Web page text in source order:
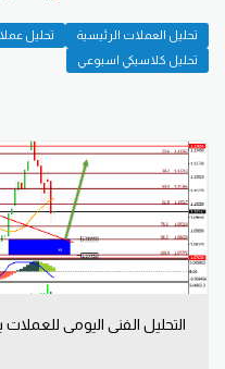
تحليل العملات الرئيسية تحليل
تحليل كلاسيكي اسبوعي
التحليل الفني اليومي للعملات يوم